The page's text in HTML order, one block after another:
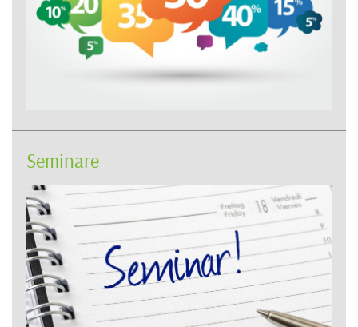
Seminare